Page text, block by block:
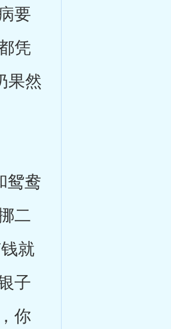
要
凭
果然
鸳鸯
二
就
子
你